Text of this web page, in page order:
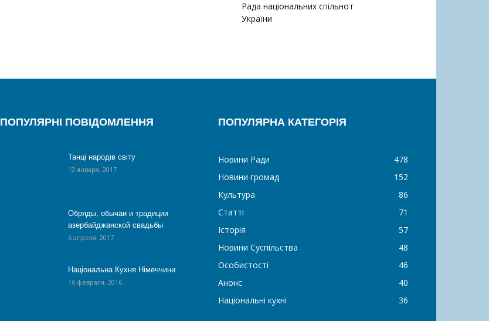
Рада національних спільнот
України
ПОПУЛЯРНІ ПОВІДОМЛЕННЯ
Танці народів світу
12 января, 2017
Обряды, обычаи и традиции
азербайджанской свадьбы
6 апреля, 2017
Національна Кухня Німеччини
16 февраля, 2016
ПОПУЛЯРНА КАТЕГОРІЯ
Новини Ради
478
Новини громад
152
Культура
86
Статті
71
Історія
57
Новини Суспільства
48
Особистості
46
Анонс
40
Національні кухні
36